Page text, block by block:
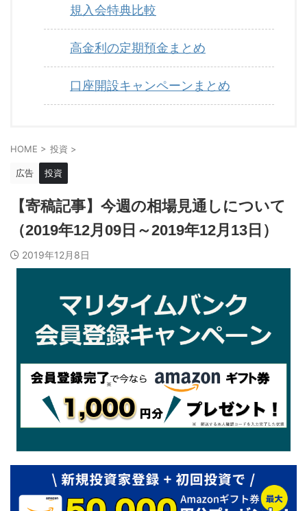
規入会特典比較
高金利の定期預金まとめ
口座開設キャンペーンまとめ
HOME > 投資 >
広告 投資
【寄稿記事】今週の相場見通しについて
（2019年12月09日～2019年12月13日）
2019年12月8日